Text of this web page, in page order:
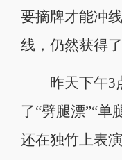
要摘牌才能冲
线，仍然获得了
昨天下午3点
了“劈腿漂”“单
还在独竹上表